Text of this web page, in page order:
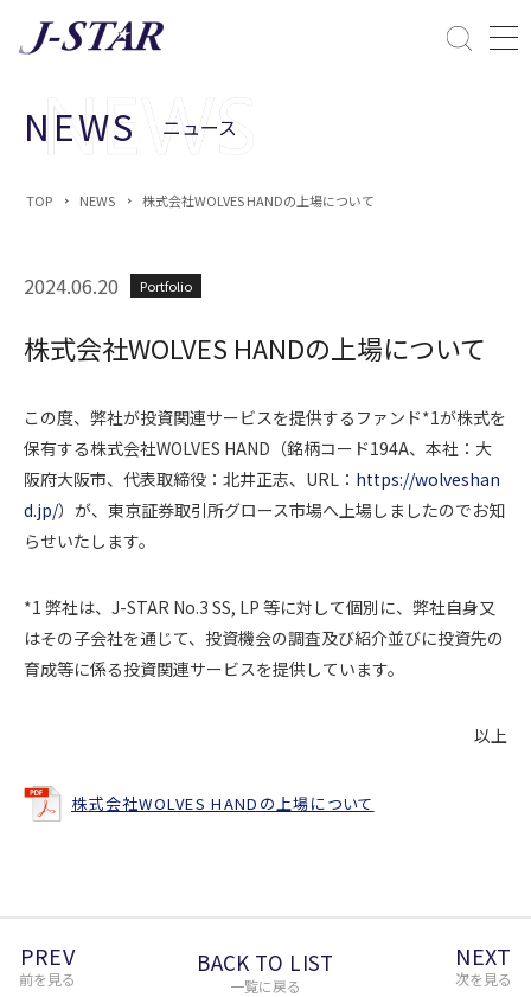
課題解決
ESGへの配慮
NEWS ニュース
TOP NEWS 株式会社WOLVES HANDの上場について
2024.06.20 Portfolio
株式会社WOLVES HANDの上場について
この度、弊社が投資関連サービスを提供するファンド*1が株式を
保有する株式会社WOLVES HAND（銘柄コード194A、本社：大
阪府大阪市、代表取締役：北井正志、URL： https://wolveshan
d.jp/）が、東京証券取引所グロース市場へ上場しましたのでお知
らせいたします。
*1 弊社は、J-STAR No.3 SS, LP 等に対して個別に、弊社自身又
はその子会社を通じて、投資機会の調査及び紹介並びに投資先の
育成等に係る投資関連サービスを提供しています。
以上
株式会社WOLVES HANDの上場について
PREV
前を見る
BACK TO LIST
一覧に戻る
NEXT
次を見る